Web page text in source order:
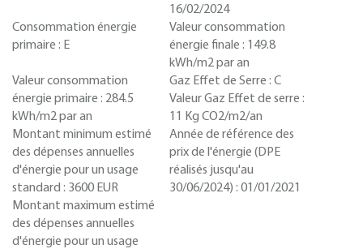
16/02/2024
Consommation énergie
primaire : E
Valeur consommation
énergie finale : 149.8
kWh/m2 par an
Valeur consommation
énergie primaire : 284.5
kWh/m2 par an
Gaz Effet de Serre : C
Valeur Gaz Effet de serre :
11 Kg CO2/m2/an
Montant minimum estimé
des dépenses annuelles
d'énergie pour un usage
standard : 3600 EUR
Année de référence des
prix de l'énergie (DPE
réalisés jusqu'au
30/06/2024) : 01/01/2021
Montant maximum estimé
des dépenses annuelles
d'énergie pour un usage